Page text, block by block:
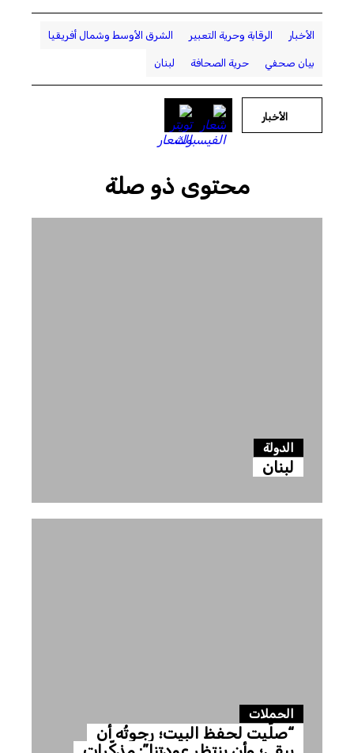
الأخبار الرقابة وحرية التعبير الشرق الأوسط وشمال أفريقيا
بيان صحفي حرية الصحافة لبنان
الأخبار
محتوى ذو صلة
الدولة
لبنان
الحملات
“صلّيت لحفظ البيت؛ رجوتُه أن